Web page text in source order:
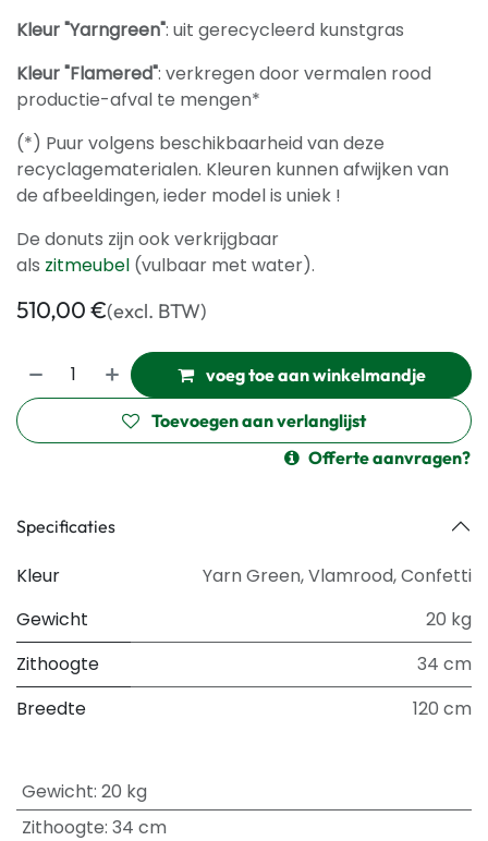
Kleur "Yarngreen": uit gerecycleerd kunstgras
Kleur "Flamered": verkregen door vermalen rood
productie-afval te mengen*
(*) Puur volgens beschikbaarheid van deze
recyclagematerialen. Kleuren kunnen afwijken van
de afbeeldingen, ieder model is uniek !
De donuts zijn ook verkrijgbaar
als zitmeubel (vulbaar met water).
510,00€(excl. BTW)
voeg toe aan winkelmandje
Toevoegen aan verlanglijst
Offerte aanvragen?
Specificaties
Kleur Yarn Green,Vlamrood,Confetti
Gewicht
20 kg
Zithoogte
34 cm
Breedte
120 cm
Gewicht: 20 kg
Zithoogte: 34 cm